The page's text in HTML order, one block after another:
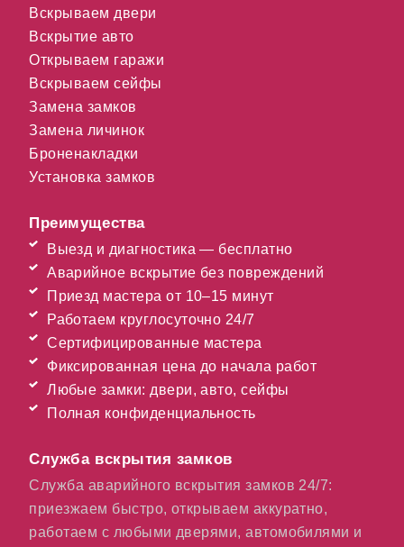
Вскрываем двери
Вскрытие авто
Открываем гаражи
Вскрываем сейфы
Замена замков
Замена личинок
Броненакладки
Установка замков
Преимущества
Выезд и диагностика — бесплатно
Аварийное вскрытие без повреждений
Приезд мастера от 10–15 минут
Работаем круглосуточно 24/7
Сертифицированные мастера
Фиксированная цена до начала работ
Любые замки: двери, авто, сейфы
Полная конфиденциальность
Служба вскрытия замков
Служба аварийного вскрытия замков 24/7:
приезжаем быстро, открываем аккуратно,
работаем с любыми дверями, автомобилями и